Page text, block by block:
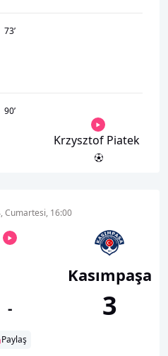
73’
90’
Krzysztof Piatek
Cumartesi, 16:00
-
Paylaş
Kasımpaşa
3